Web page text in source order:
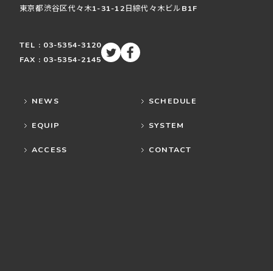
東京都渋谷区代々木1-31-12日綜代々木ビルB1F
TEL : 03-5354-3120
FAX : 03-5354-2145
NEWS SCHEDULE
EQUIP SYSTEM
ACCESS CONTACT